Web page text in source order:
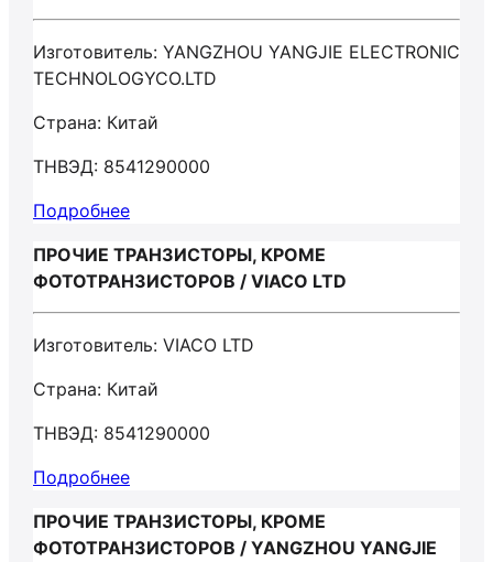
Изготовитель: YANGZHOU YANGJIE ELECTRONIC
TECHNOLOGYCO.LTD
Страна: Китай
ТНВЭД: 8541290000
Подробнее
ПРОЧИЕ ТРАНЗИСТОРЫ, КРОМЕ
ФОТОТРАНЗИСТОРОВ / VIACO LTD
Изготовитель: VIACO LTD
Страна: Китай
ТНВЭД: 8541290000
Подробнее
ПРОЧИЕ ТРАНЗИСТОРЫ, КРОМЕ
ФОТОТРАНЗИСТОРОВ / YANGZHOU YANGJIE